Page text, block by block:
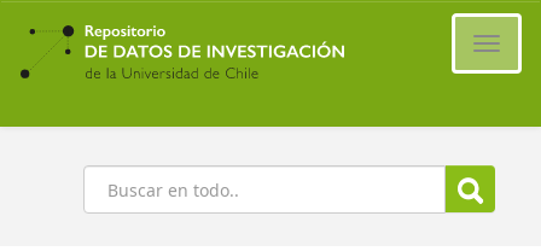
Ir
contenido
principal
Buscar